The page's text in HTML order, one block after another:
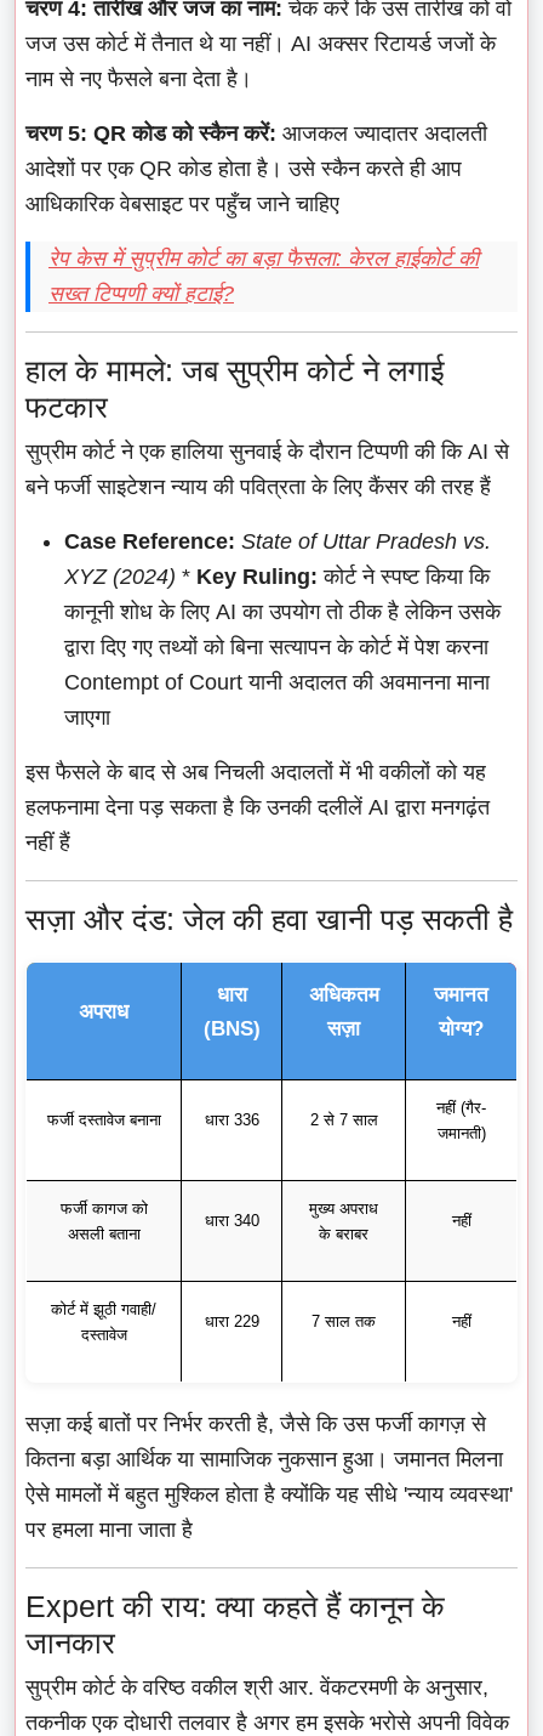
चरण 4: तारीख और जज का नाम:चेक करें कि उस तारीख को वो
जज उस कोर्ट में तैनात थे या नहीं। AI अक्सर रिटायर्ड जजों के
नाम से नए फैसले बना देता है।
चरण 5: QR कोड को स्कैन करें: आजकल ज्यादातर अदालती
आदेशों पर एक QR कोड होता है। उसे स्कैन करते ही आप
आधिकारिक वेबसाइट पर पहुँच जाने चाहिए
रेप केस में सुप्रीम कोर्ट का बड़ा फैसला: केरल हाईकोर्ट की
सख्त टिप्पणी क्यों हटाई?
हाल के मामले: जब सुप्रीम कोर्ट ने लगाई
फटकार
सुप्रीम कोर्ट ने एक हालिया सुनवाई के दौरान टिप्पणी की कि AI से
बने फर्जी साइटेशन न्याय की पवित्रता के लिए कैंसर की तरह हैं
Case Reference: State of Uttar Pradesh vs.
XYZ (2024) * Key Ruling: कोर्ट ने स्पष्ट किया कि
कानूनी शोध के लिए AI का उपयोग तो ठीक है लेकिन उसके
द्वारा दिए गए तथ्यों को बिना सत्यापन के कोर्ट में पेश करना
Contempt of Court यानी अदालत की अवमानना माना
जाएगा
इस फैसले के बाद से अब निचली अदालतों में भी वकीलों को यह
हलफनामा देना पड़ सकता है कि उनकी दलीलें AI द्वारा मनगढ़ंत
नहीं हैं
सज़ा और दंड: जेल की हवा खानी पड़ सकती है
अपराध
धारा
(BNS)
अधिकतम
सज़ा
जमानत
योग्य?
फर्जी दस्तावेज बनाना धारा 336 2 से 7 साल
नहीं (गैर-
जमानती)
फर्जी कागज को
असली बताना
धारा 340
मुख्य अपराध
के बराबर
नहीं
कोर्ट में झूठी गवाही/
दस्तावेज
धारा 229 7 साल तक नहीं
सज़ा कई बातों पर निर्भर करती है, जैसे कि उस फर्जी कागज़ से
कितना बड़ा आर्थिक या सामाजिक नुकसान हुआ। जमानत मिलना
ऐसे मामलों में बहुत मुश्किल होता है क्योंकि यह सीधे 'न्याय व्यवस्था'
पर हमला माना जाता है
Expert की राय: क्या कहते हैं कानून के
जानकार
सुप्रीम कोर्ट के वरिष्ठ वकील श्री आर. वेंकटरमणी के अनुसार,
तकनीक एक दोधारी तलवार है अगर हम इसके भरोसे अपनी विवेक